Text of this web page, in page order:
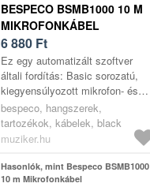
BESPECO BSMB1000 10 M
MIKROFONKÁBEL
6 880 Ft
Ez egy automatizált szoftver
általi fordítás: Basic sorozatú,
kiegyensúlyozott mikrofon- és
hangszórókábel, egy XLR
csatlakozóval (dugó) és egy
XLR...
bespeco, hangszerek,
tartozékok, kábelek, black
muziker.hu
Hasonlók, mint Bespeco BSMB1000
10 m Mikrofonkábel